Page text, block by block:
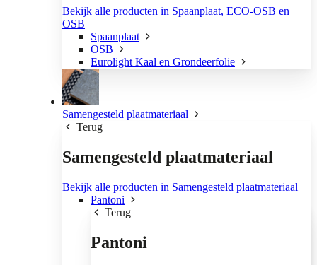
Bekijk alle producten in Spaanplaat, ECO-OSB en
OSB
Spaanplaat
OSB
Eurolight Kaal en Grondeerfolie
Samengesteld plaatmateriaal
Terug
Samengesteld plaatmateriaal
Bekijk alle producten in Samengesteld plaatmateriaal
Pantoni
Terug
Pantoni